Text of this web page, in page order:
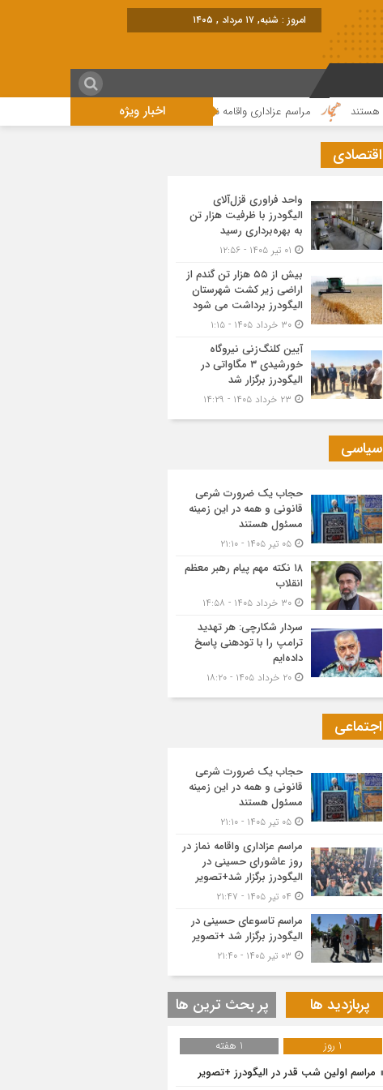
امروز : شنبه, ۱۷ مرداد , ۱۴۰۵
اخبار ویژه
مراسم عزاداری واقامه نماز در روز عاشورای حسینی در الیگودرز برگزار شد+تصویر
اقتصادی
واحد فراوری قزل‌آلای
الیگودرز با ظرفیت هزار تن
به بهره‌برداری رسید
بیش از ۵۵ هزار تن گندم از
اراضی زیر کشت شهرستان
الیگودرز برداشت می شود
آیین کلنگ‌زنی نیروگاه
خورشیدی ۳ مگاواتی در
الیگودرز برگزار شد
سیاسی
حجاب یک ضرورت شرعی
قانونی و همه در این زمینه
مسئول هستند
۱۸ نکته مهم پیام رهبر معظم
انقلاب
سردار شکارچی: هر تهدید
ترامپ را با تودهنی پاسخ
داده‌ایم
اجتماعی
حجاب یک ضرورت شرعی
قانونی و همه در این زمینه
مسئول هستند
مراسم عزاداری واقامه نماز در
روز عاشورای حسینی در
الیگودرز برگزار شد+تصویر
مراسم تاسوعای حسینی در
الیگودرز برگزار شد +تصویر
پربازدید ها پر بحث ترین ها
1 روز
1 هفته
مراسم اولین شب قدر در الیگودرز +تصویر